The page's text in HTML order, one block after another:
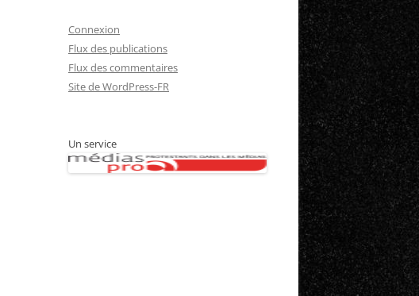
Connexion
Flux des publications
Flux des commentaires
Site de WordPress-FR
Un service